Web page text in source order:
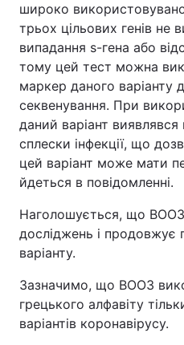
широко
трьох цільових генів не
випадання s-гена або
тому цей тест можна
маркер даного варіанту
секвенування. При
даний варіант
сплески інфекції, що
цей варіант може мати
йдеться в повідомленні.
Наголошується, що
досліджень і продовжує
варіанту.
Зазначимо, що ВООЗ
грецького алфавіту
варіантів коронавірусу.